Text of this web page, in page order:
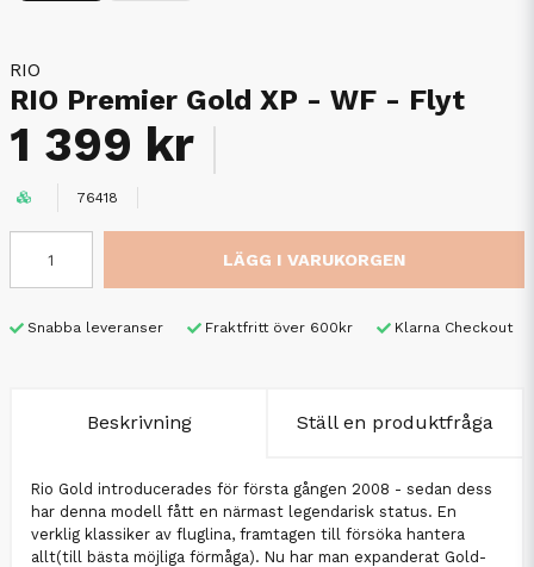
RIO
RIO Premier Gold XP - WF - Flyt
1 399 kr
76418
LÄGG I VARUKORGEN
Snabba leveranser Fraktfritt över 600kr Klarna Checkout
Beskrivning Ställ en produktfråga
Rio Gold introducerades för första gången 2008 - sedan dess
har denna modell fått en närmast legendarisk status. En
verklig klassiker av fluglina, framtagen till försöka hantera
allt(till bästa möjliga förmåga). Nu har man expanderat Gold-